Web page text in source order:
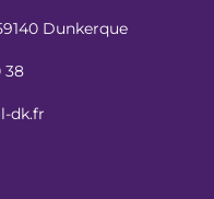
Dunkerque
38
dk.fr